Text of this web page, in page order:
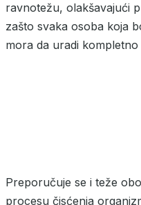
ravnotežu, olakšavajući
zašto svaka osoba koja
mora da uradi
Preporučuje se i teže
procesu čisćenja